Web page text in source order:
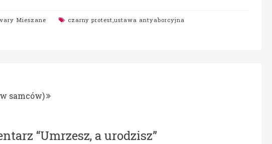
Mieszane czarny protest,ustawa antyaborcyjna
samców)
“Umrzesz, a urodzisz”